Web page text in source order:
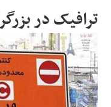
سیاسی
اقتصاد
ورزشی
ترافیک در